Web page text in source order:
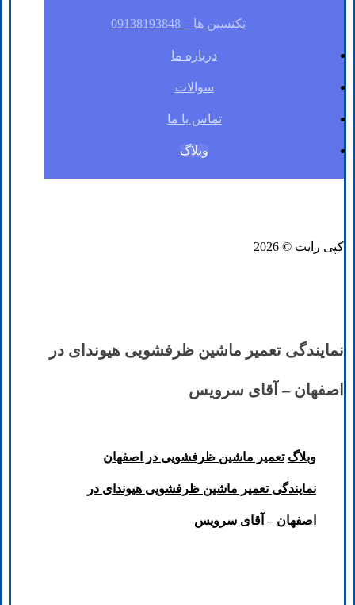
تکنسین ها – 09138193848
درباره ما
سوالات
تماس با ما
وبلاگ
کپی رایت © 2026
نمایندگی تعمیر ماشین ظرفشویی هیوندای در
اصفهان – آقای سرویس
وبلاگ تعمیر ماشین ظرفشویی در اصفهان
نمایندگی تعمیر ماشین ظرفشویی هیوندای در
اصفهان – آقای سرویس